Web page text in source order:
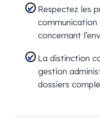
Respectez les
concernant
La distinction
gestion
dossiers